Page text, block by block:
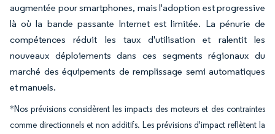
augmentée pour smartphones, mais l'adoption est progressive
là où la bande passante Internet est limitée. La pénurie de
compétences réduit les taux d'utilisation et ralentit les
nouveaux déploiements dans ces segments régionaux du
marché des équipements de remplissage semi automatiques
et manuels.
*Nos prévisions considèrent les impacts des moteurs et des contraintes
comme directionnels et non additifs. Les prévisions d'impact reflètent la